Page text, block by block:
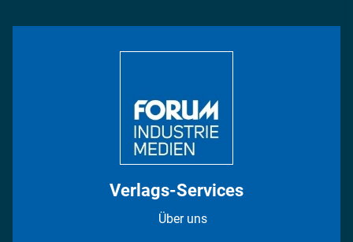
Verlags-Services
Über uns